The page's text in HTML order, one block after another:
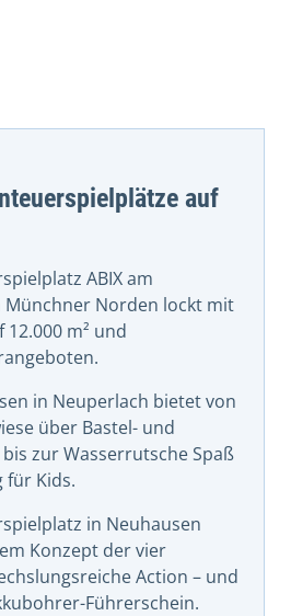
auf
ABIX am
Münchner Norden lockt mit
m² und
in Neuperlach bietet von
über Bastel- und
zur Wasserrutsche Spaß
für Kids.
in Neuhausen
Konzept der vier
Action – und
Führerschein.